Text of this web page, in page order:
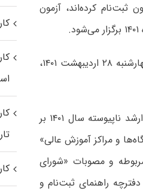
۳۳۵ هزار و ۹۷۸ نفر در این آزمون ثبت‌نام کرده‌اند،‌ آزمون
زرین آمیزی تصریح کرد: آزمون کارشناسی ارشد ناپیوسته سال ۱۴۰۱ در روزهای چهارشنبه ۲۸ اردیبهشت ۱۴۰۱،
سخنگوی سازمان سنجش کشور ادامه داد: پذیرش دانشجو در آزمون کارشناسی ارشد ناپیوسته سال ۱۴۰۱ بر
و مراکز آموزش عالی»
مربوطه و مصوبات «شورای
راهنمای ثبت‌نام و